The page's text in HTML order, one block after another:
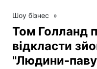
Шоу бізнес »
Том Голланд
відкласти
"Людини-